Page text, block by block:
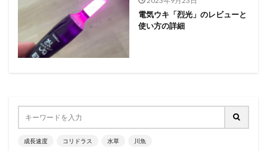
電気ウキ「烈光」のレビューと
使い方の詳細
成長速度 コリドラス 水草 川魚